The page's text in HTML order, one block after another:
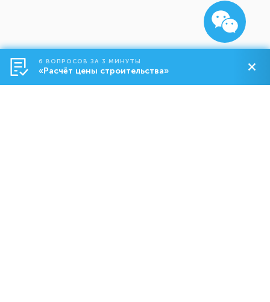
6 ВОПРОСОВ ЗА 3 МИНУТЫ
«Расчёт цены строительства»